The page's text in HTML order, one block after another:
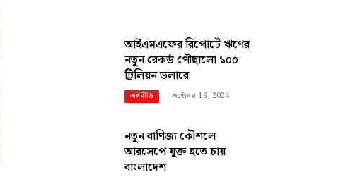
আইএমএফের রিপোর্টে ঋণের
নতুন রেকর্ড পৌছালো ১০০
ট্রিলিয়ন ডলারে
অর্থনীতি অক্টোবর 16, 2024
নতুন বাণিজ্য কৌশলে
আরসেপে যুক্ত হতে চায়
বাংলাদেশ